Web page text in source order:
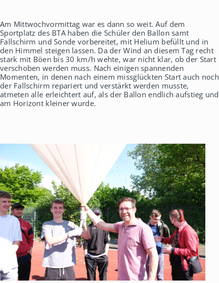
Am Mittwochvormittag war es dann so weit. Auf dem
Sportplatz des BTA haben die Schüler den Ballon samt
Fallschirm und Sonde vorbereitet, mit Helium befüllt und in
den Himmel steigen lassen. Da der Wind an diesem Tag recht
stark mit Böen bis 30 km/h wehte, war nicht klar, ob der Start
verschoben werden muss. Nach einigen spannenden
Momenten, in denen nach einem missglückten Start auch noch
der Fallschirm repariert und verstärkt werden musste,
atmeten alle erleichtert auf, als der Ballon endlich aufstieg und
am Horizont kleiner wurde.